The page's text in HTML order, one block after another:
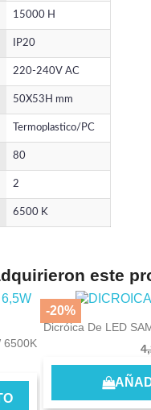
15000 H
IP20
220-240V AC
50X53H mm
Termoplastico/PC
80
2
6500 K
este
6500K
Dicróica De LED
-20%